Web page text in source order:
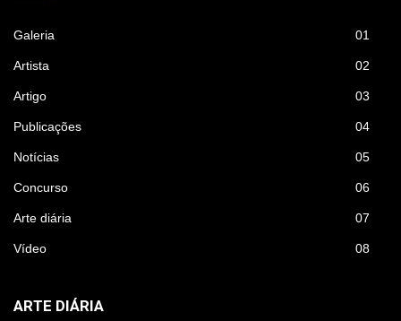
Galeria 01
Artista 02
Artigo 03
Publicações 04
Notícias 05
Concurso 06
Arte diária 07
Vídeo 08
ARTE DIÁRIA